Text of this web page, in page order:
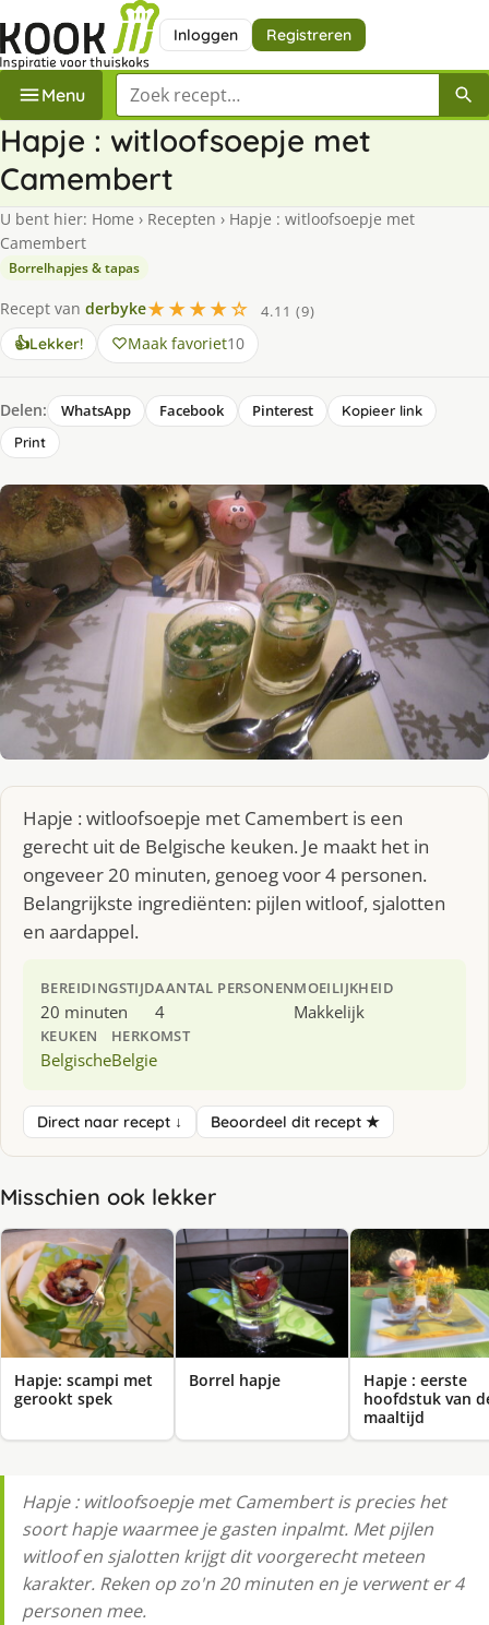
Inloggen Registreren
Menu Zoek een recept
Hapje : witloofsoepje met
Camembert
U bent hier: Home › Recepten › Hapje : witloofsoepje met
Camembert
Borrelhapjes & tapas
Recept van derbyke★★★★☆
4.11 (9)
👍Lekker! Maak favoriet10
Delen: WhatsApp Facebook Pinterest
Kopieer link
Print
Hapje : witloofsoepje met Camembert is een
gerecht uit de Belgische keuken. Je maakt het in
ongeveer 20 minuten, genoeg voor 4 personen.
Belangrijkste ingrediënten: pijlen witloof, sjalotten
en aardappel.
BEREIDINGSTIJD
20 minuten
AANTAL PERSONEN
4
MOEILIJKHEID
Makkelijk
KEUKEN
Belgische
HERKOMST
Belgie
Direct naar recept ↓ Beoordeel dit recept ★
Misschien ook lekker
Hapje: scampi met
gerookt spek
Borrel hapje
Hapje : eerste
hoofdstuk van
maaltijd
Hapje : witloofsoepje met Camembert is precies het
soort hapje waarmee je gasten inpalmt. Met pijlen
witloof en sjalotten krijgt dit voorgerecht meteen
karakter. Reken op zo'n 20 minuten en je verwent er 4
personen mee.